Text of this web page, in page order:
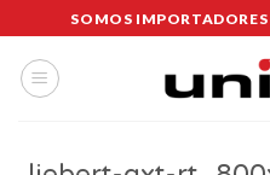
al
contenido
SOMOS